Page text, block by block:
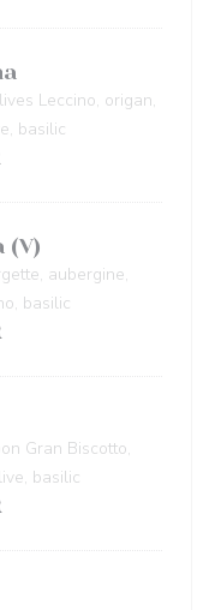
Leccino, origan,
basilic
(V)
aubergine,
basilic
Gran Biscotto,
basilic